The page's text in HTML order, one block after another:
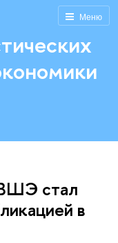
Меню
стал
в